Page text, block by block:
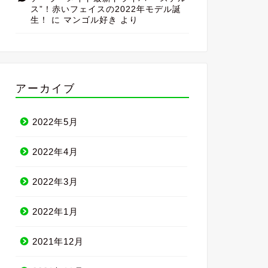
ス”！赤いフェイスの2022年モデル誕
生！
に マンゴル好き より
アーカイブ
2022年5月
2022年4月
2022年3月
2022年1月
2021年12月